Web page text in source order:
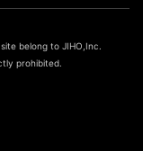
belong to JIHO,Inc.
prohibited.